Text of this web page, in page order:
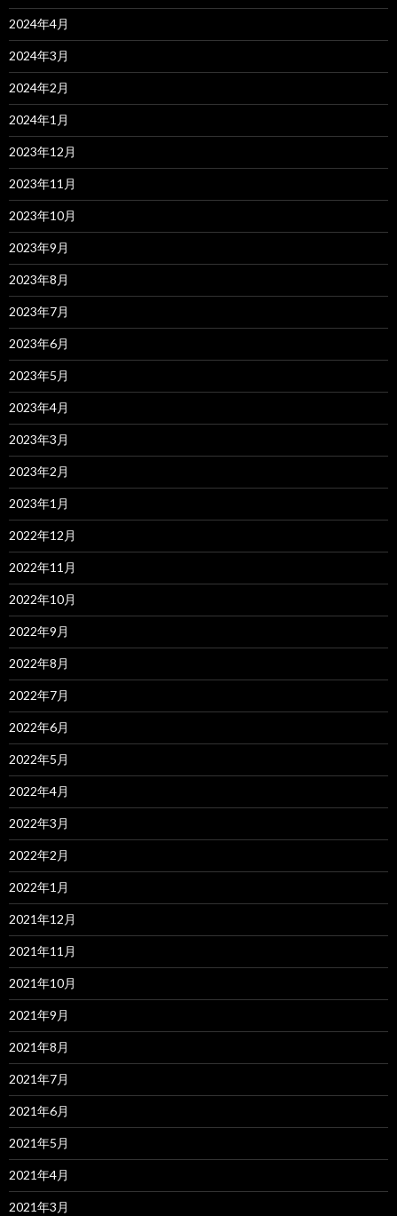
2024年4月
2024年3月
2024年2月
2024年1月
2023年12月
2023年11月
2023年10月
2023年9月
2023年8月
2023年7月
2023年6月
2023年5月
2023年4月
2023年3月
2023年2月
2023年1月
2022年12月
2022年11月
2022年10月
2022年9月
2022年8月
2022年7月
2022年6月
2022年5月
2022年4月
2022年3月
2022年2月
2022年1月
2021年12月
2021年11月
2021年10月
2021年9月
2021年8月
2021年7月
2021年6月
2021年5月
2021年4月
2021年3月